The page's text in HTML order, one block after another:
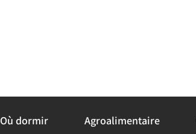
Où dormir Agroalimentaire